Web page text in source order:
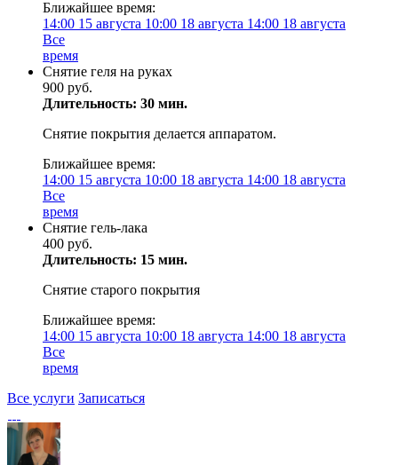
Ближайшее время:
14:00 15 августа 10:00 18 августа 14:00 18 августа
Все
время
Снятие геля на руках
900 руб.
Длительность: 30 мин.
Снятие покрытия делается аппаратом.
Ближайшее время:
14:00 15 августа 10:00 18 августа 14:00 18 августа
Все
время
Снятие гель-лака
400 руб.
Длительность: 15 мин.
Снятие старого покрытия
Ближайшее время:
14:00 15 августа 10:00 18 августа 14:00 18 августа
Все
время
Все услуги Записаться